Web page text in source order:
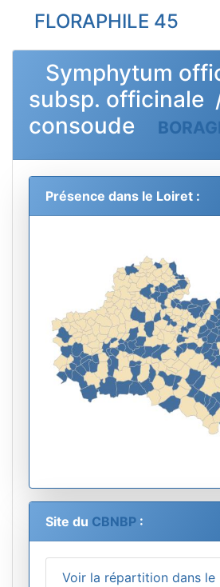
FLORAPHILE 45
Symphytum
subsp. officinale
consoude
Présence dans le Loiret :
Site du CBNBP :
Voir la répartition dans le